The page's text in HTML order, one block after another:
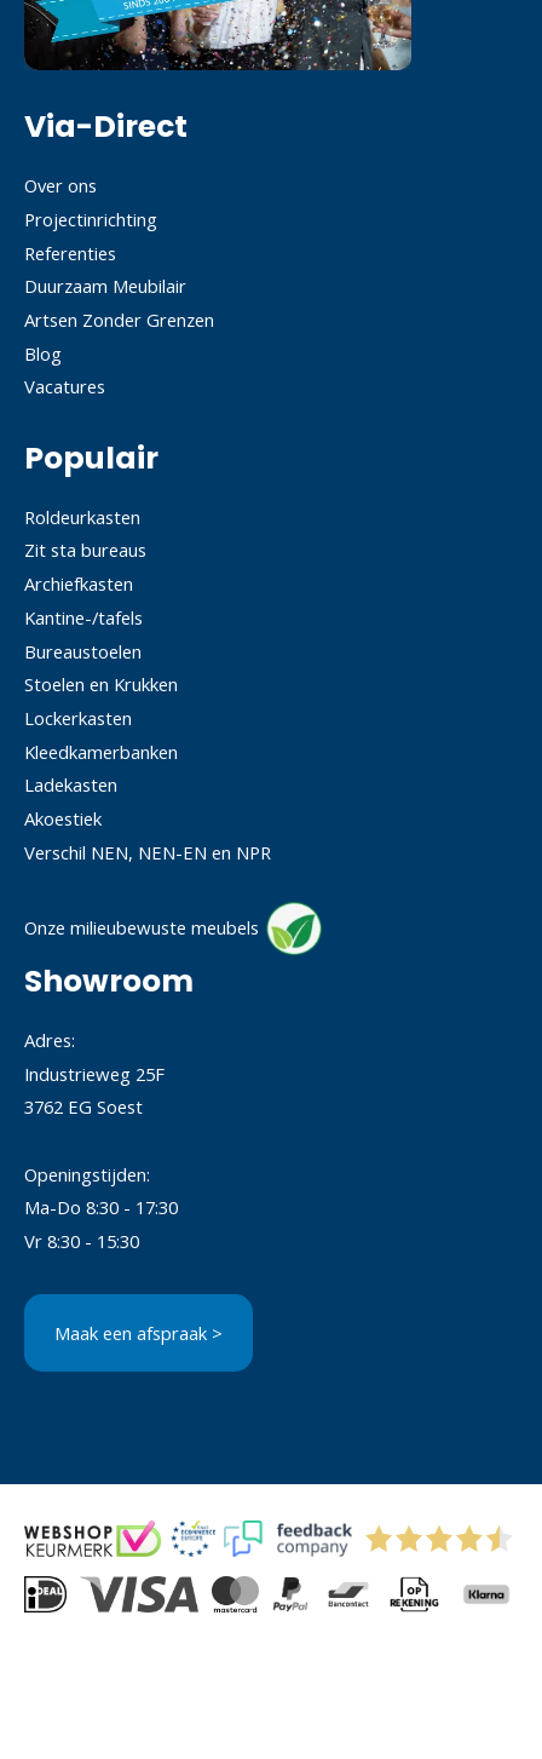
Via-Direct
Over ons
Projectinrichting
Referenties
Duurzaam Meubilair
Artsen Zonder Grenzen
Blog
Vacatures
Populair
Roldeurkasten
Zit sta bureaus
Archiefkasten
Kantine-/tafels
Bureaustoelen
Stoelen en Krukken
Lockerkasten
Kleedkamerbanken
Ladekasten
Akoestiek
Verschil NEN, NEN-EN en NPR
Onze milieubewuste meubels
Showroom
Adres:
Industrieweg 25F
3762 EG Soest
Openingstijden:
Ma-Do 8:30 - 17:30
Vr 8:30 - 15:30
Maak een afspraak >